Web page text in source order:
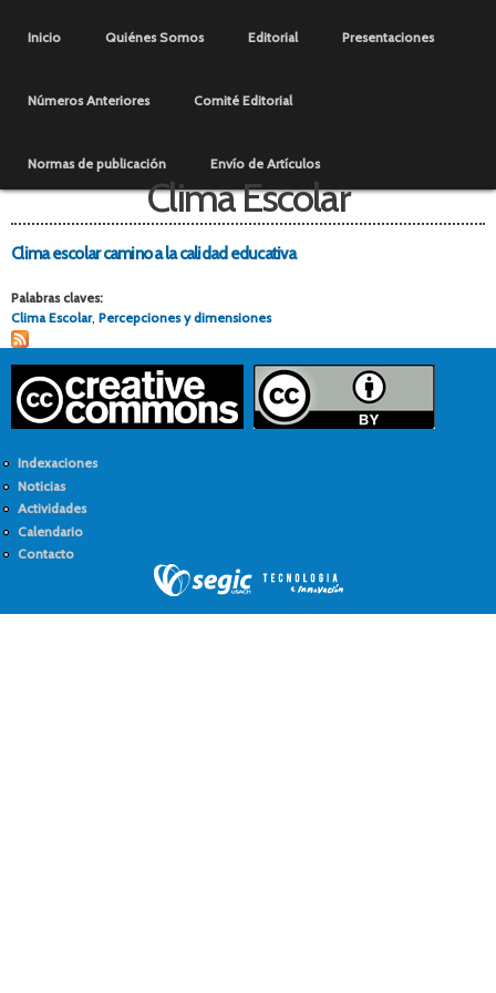
contenido
Menú principal
Inicio Quiénes Somos Editorial Presentaciones
Números Anteriores Comité Editorial
Normas de publicación Envío de Artículos
Clima Escolar
Clima escolar camino a la calidad educativa
Palabras claves:
Clima Escolar, Percepciones y dimensiones
Indexaciones
Noticias
Actividades
Calendario
Contacto